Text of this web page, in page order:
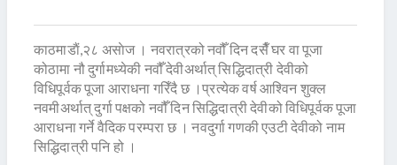
काठमाडाैं,२८ असाेज । नवरात्रको नवौँ दिन दसैँ घर वा पूजा
कोठामा नौ दुर्गामध्येकी नवौँ देवीअर्थात् सिद्धिदात्री देवीको
विधिपूर्वक पूजा आराधना गरिँदै छ ।प्रत्येक वर्ष आश्विन शुक्ल
नवमीअर्थात् दुर्गा पक्षको नवौँ दिन सिद्धिदात्री देवीको विधिपूर्वक पूजा
आराधना गर्ने वैदिक परम्परा छ । नवदुर्गा गणकी एउटी देवीको नाम
सिद्धिदात्री पनि हो ।